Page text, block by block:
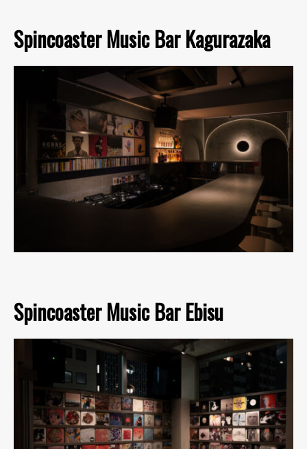
Spincoaster Music Bar Kagurazaka
Spincoaster Music Bar Ebisu